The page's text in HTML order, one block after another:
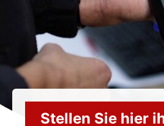
Stellen Sie hier